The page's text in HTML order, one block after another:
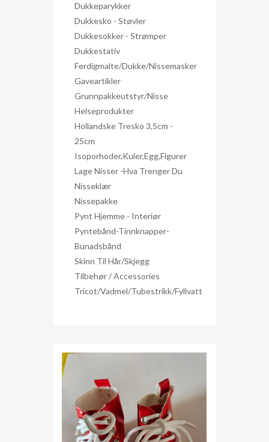
Dukkeparykker
Dukkesko - Støvler
Dukkesokker - Strømper
Dukkestativ
Ferdigmalte/dukke/nissemasker
Gaveartikler
Grunnpakkeutstyr/nisse
Helseprodukter
Hollandske Tresko 3,5cm -
25cm
Isoporhoder,kuler,egg,figurer
Lage Nisser -hva Trenger Du
Nisseklær
Nissepakke
Pynt Hjemme - Interiør
Pyntebånd-Tinnknapper-
Bunadsbånd
Skinn Til Hår/skjegg
Tilbehør / Accessories
Tricot/Vadmel/Tubestrikk/Fyllvatt